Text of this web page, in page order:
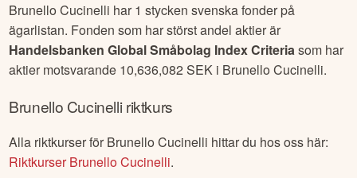
Brunello Cucinelli har 1 stycken svenska fonder på
ägarlistan. Fonden som har störst andel aktier är
Handelsbanken Global Småbolag Index Criteriasom har
aktier motsvarande 10,636,082 SEK i Brunello Cucinelli.
Brunello Cucinelliriktkurs
Alla riktkurser för Brunello Cucinelli hittar du hos oss här:
RiktkurserBrunello Cucinelli.